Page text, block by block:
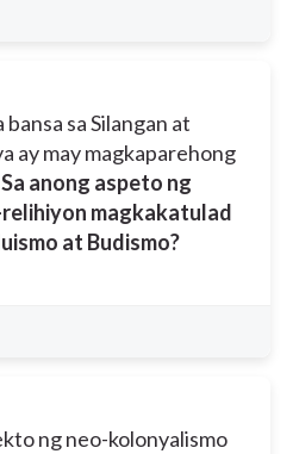
sa Silangan at
ay may magkaparehong
Sa anong aspeto ng
magkakatulad
at Budismo?
ng neo-kolonyalismo